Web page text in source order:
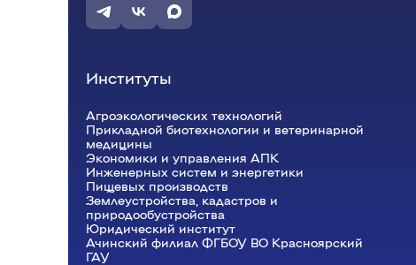
Бухгалтерский учет и статистика
Психология, педагогика и экология
Инженерных систем и
энергетики
Физики и математики
Механизация и технический сервис в АПК
Общеинженерных дисциплин
Системоэнергетики
Теоретических основ электротехники
Тракторы и автомобили
Институты
Агроэкологических технологий
Прикладной биотехнологии и ветеринарной
медицины
Экономики и управления АПК
Инженерных систем и энергетики
Пищевых производств
Землеустройства, кадастров и
природообустройства
Юридический институт
Ачинский филиал ФГБОУ ВО Красноярский
ГАУ